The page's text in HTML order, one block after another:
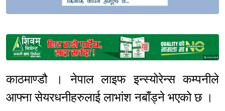
Sponsored
काठमाण्डौ । नेपाल लाइफ इन्स्योरेन्स कम्पनीले
आफ्ना सेयरधनीहरुलाई लाभांश नबाँड्ने भएको छ ।